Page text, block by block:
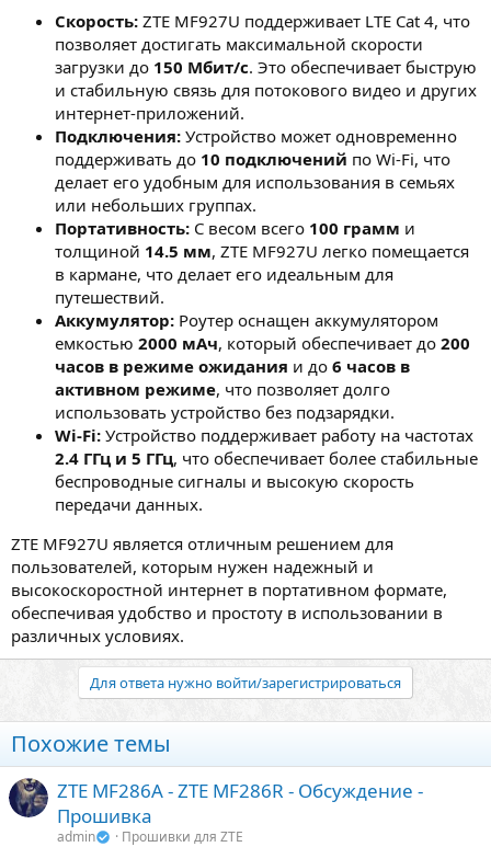
Скорость: ZTE MF927U поддерживает LTE Cat 4, что
позволяет достигать максимальной скорости
загрузки до 150 Мбит/с. Это обеспечивает быструю
и стабильную связь для потокового видео и других
интернет-приложений.
Подключения: Устройство может одновременно
поддерживать до 10 подключений по Wi-Fi, что
делает его удобным для использования в семьях
или небольших группах.
Портативность: С весом всего 100 грамм и
толщиной 14.5 мм, ZTE MF927U легко помещается
в кармане, что делает его идеальным для
путешествий.
Аккумулятор: Роутер оснащен аккумулятором
емкостью 2000 мАч, который обеспечивает до 200
часов в режиме ожидания и до 6 часов в
активном режиме, что позволяет долго
использовать устройство без подзарядки.
Wi-Fi: Устройство поддерживает работу на частотах
2.4 ГГц и 5 ГГц, что обеспечивает более стабильные
беспроводные сигналы и высокую скорость
передачи данных.
ZTE MF927U является отличным решением для
пользователей, которым нужен надежный и
высокоскоростной интернет в портативном формате,
обеспечивая удобство и простоту в использовании в
различных условиях.
Для ответа нужно войти/зарегистрироваться
Похожие темы
ZTE MF286A - ZTE MF286R - Обсуждение -
Прошивка
admin
Прошивки для ZTE